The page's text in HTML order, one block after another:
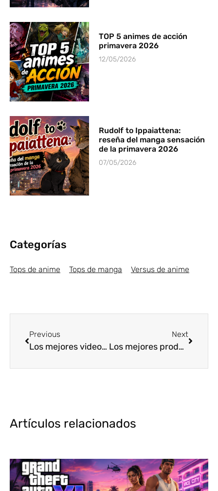
TOP 5 animes de acción
primavera 2026
12/05/2026
Rudolf to Ippaiattena:
reseña del manga sensación
de la primavera 2026
07/05/2026
Categorías
Tops de anime Tops de manga Versus de anime
Previous
Los mejores videojuegos de estrategia de 2020
Next
Los mejores productos de Nintendo para gamers [Top 5]
Artículos relacionados